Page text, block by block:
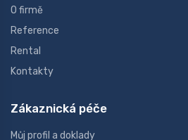
O firmě
Reference
Rental
Kontakty
Zákaznická péče
Můj profil a doklady